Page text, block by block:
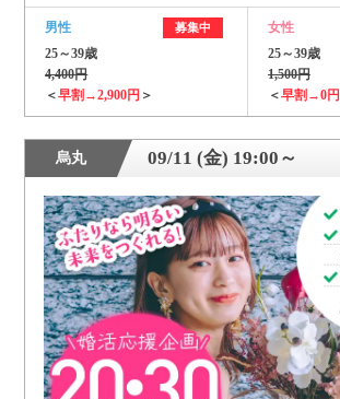
男性 募集中
25～39歳
4,400円
＜早割→2,900円 ＞
女性
25～39歳
1,500円
＜早割→0円
烏丸 09/11 (金) 19:00～